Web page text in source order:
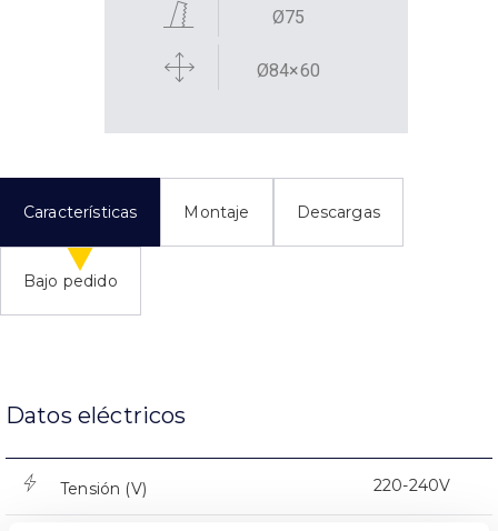
Ø75
Ø84×60
Características Montaje Descargas
Bajo pedido
Datos eléctricos
Tensión (V) 220-240V